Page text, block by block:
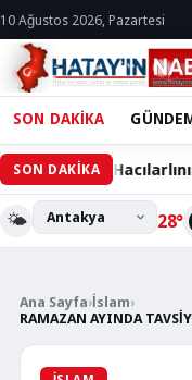
10 Ağustos 2026, Pazartesi
SON DAKİKA
SON DAKİKA
Bin Hacılarlının
🌤️ 28°
Ana Sayfa› İslam›
RAMAZAN AYINDA